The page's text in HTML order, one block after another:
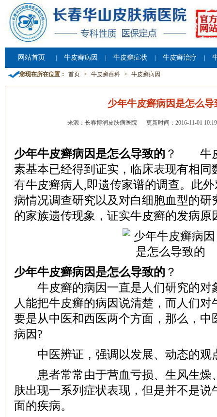
网站首页 牛皮癣病因 牛皮癣症状 牛皮癣治疗
您现在所在位置： 首页 > 牛皮癣百科 > 牛皮癣病因
少年牛皮癣病因是怎么导
来源：长春博润皮肤病医院 更新时间：2016-11-01
少年牛皮癣病因是怎么导致的 ？ 牛皮
素基本已经得到证实，临床表现有相同
有牛皮癣病人,即遗传家谱的调查。此
病情况调查研究以及对白细胞血型的研
的家族遗传现象，证实牛皮癣的发病原
少年牛皮癣病因是怎么导致的 ？
牛皮癣的病因一直是人们研究的对
人能把牛皮癣的病因说清楚，而人们
要是从中医和西医两个方面，那么，中
病因?
中医辨证，强调以发展、动态的观
患者常常由于营血亏损、生风生燥
肤出现一系列症状表现，但是并不是说
面的疾病。